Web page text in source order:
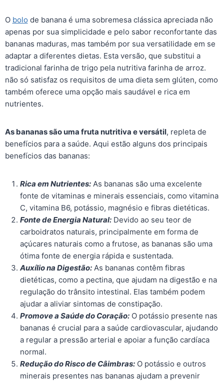
o
k
p
g
er
k
O bolo de banana é uma sobremesa clássica apreciada não
apenas por sua simplicidade e pelo sabor reconfortante das
bananas maduras, mas também por sua versatilidade em se
adaptar a diferentes dietas. Esta versão, que substitui a
tradicional farinha de trigo pela nutritiva farinha de arroz.
não só satisfaz os requisitos de uma dieta sem glúten, como
também oferece uma opção mais saudável e rica em
nutrientes.
As bananas são uma fruta nutritiva e versátil, repleta de
benefícios para a saúde. Aqui estão alguns dos principais
benefícios das bananas:
Rica em Nutrientes:As bananas são uma excelente
fonte de vitaminas e minerais essenciais, como vitamina
C, vitamina B6, potássio, magnésio e fibras dietéticas.
Fonte de Energia Natural:Devido ao seu teor de
carboidratos naturais, principalmente em forma de
açúcares naturais como a frutose, as bananas são uma
ótima fonte de energia rápida e sustentada.
Auxílio na Digestão:As bananas contêm fibras
dietéticas, como a pectina, que ajudam na digestão e na
regulação do trânsito intestinal. Elas também podem
ajudar a aliviar sintomas de constipação.
Promove a Saúde do Coração: O potássio presente nas
bananas é crucial para a saúde cardiovascular, ajudando
a regular a pressão arterial e apoiar a função cardíaca
normal.
Redução do Risco de Câimbras: O potássio e outros
minerais presentes nas bananas ajudam a prevenir